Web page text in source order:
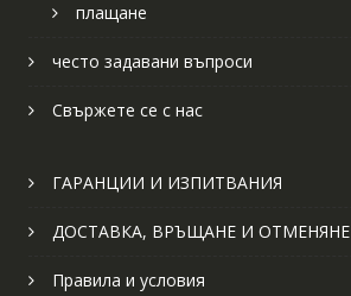
плащане
често задавани въпроси
Свържете се с нас
ГАРАНЦИИ И ИЗПИТВАНИЯ
ДОСТАВКА, ВРЪЩАНЕ И ОТМЕНЯНЕ
Правила и условия